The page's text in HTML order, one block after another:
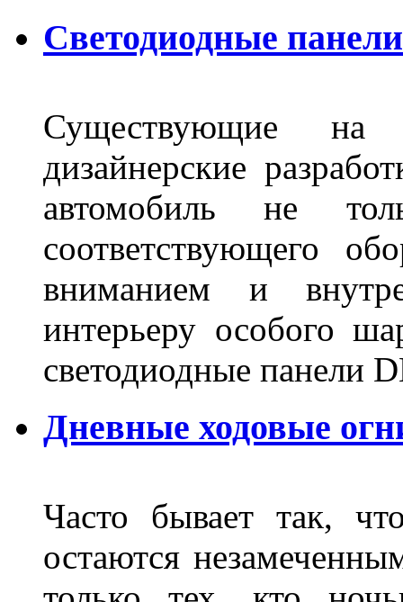
Светодиодные
Существующие
дизайнерские
автомобиль не
соответствующего
вниманием и
интерьеру особого
светодиодные панели
Дневные ходовые
Часто бывает так,
остаются